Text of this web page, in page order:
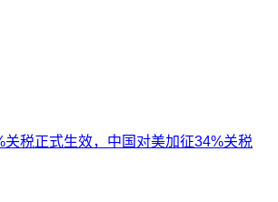
关税正式生效，中国对美加征34%关税